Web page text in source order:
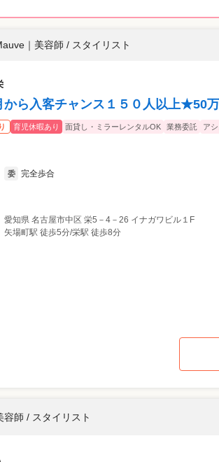
とが楽しいサロンでご一緒しませんか？ 少しでも
｜ 美容師 / スタイリスト
ら入客チャンス１５０人以上★50
育児休暇あり 面貸し・ミラーレンタルOK 業務委託 ア
委 完全歩合
愛知県 名古屋市中区 栄5－4－26 イナガワビル１F
矢場町駅 徒歩5分/栄駅 徒歩8分
容師 / スタイリスト